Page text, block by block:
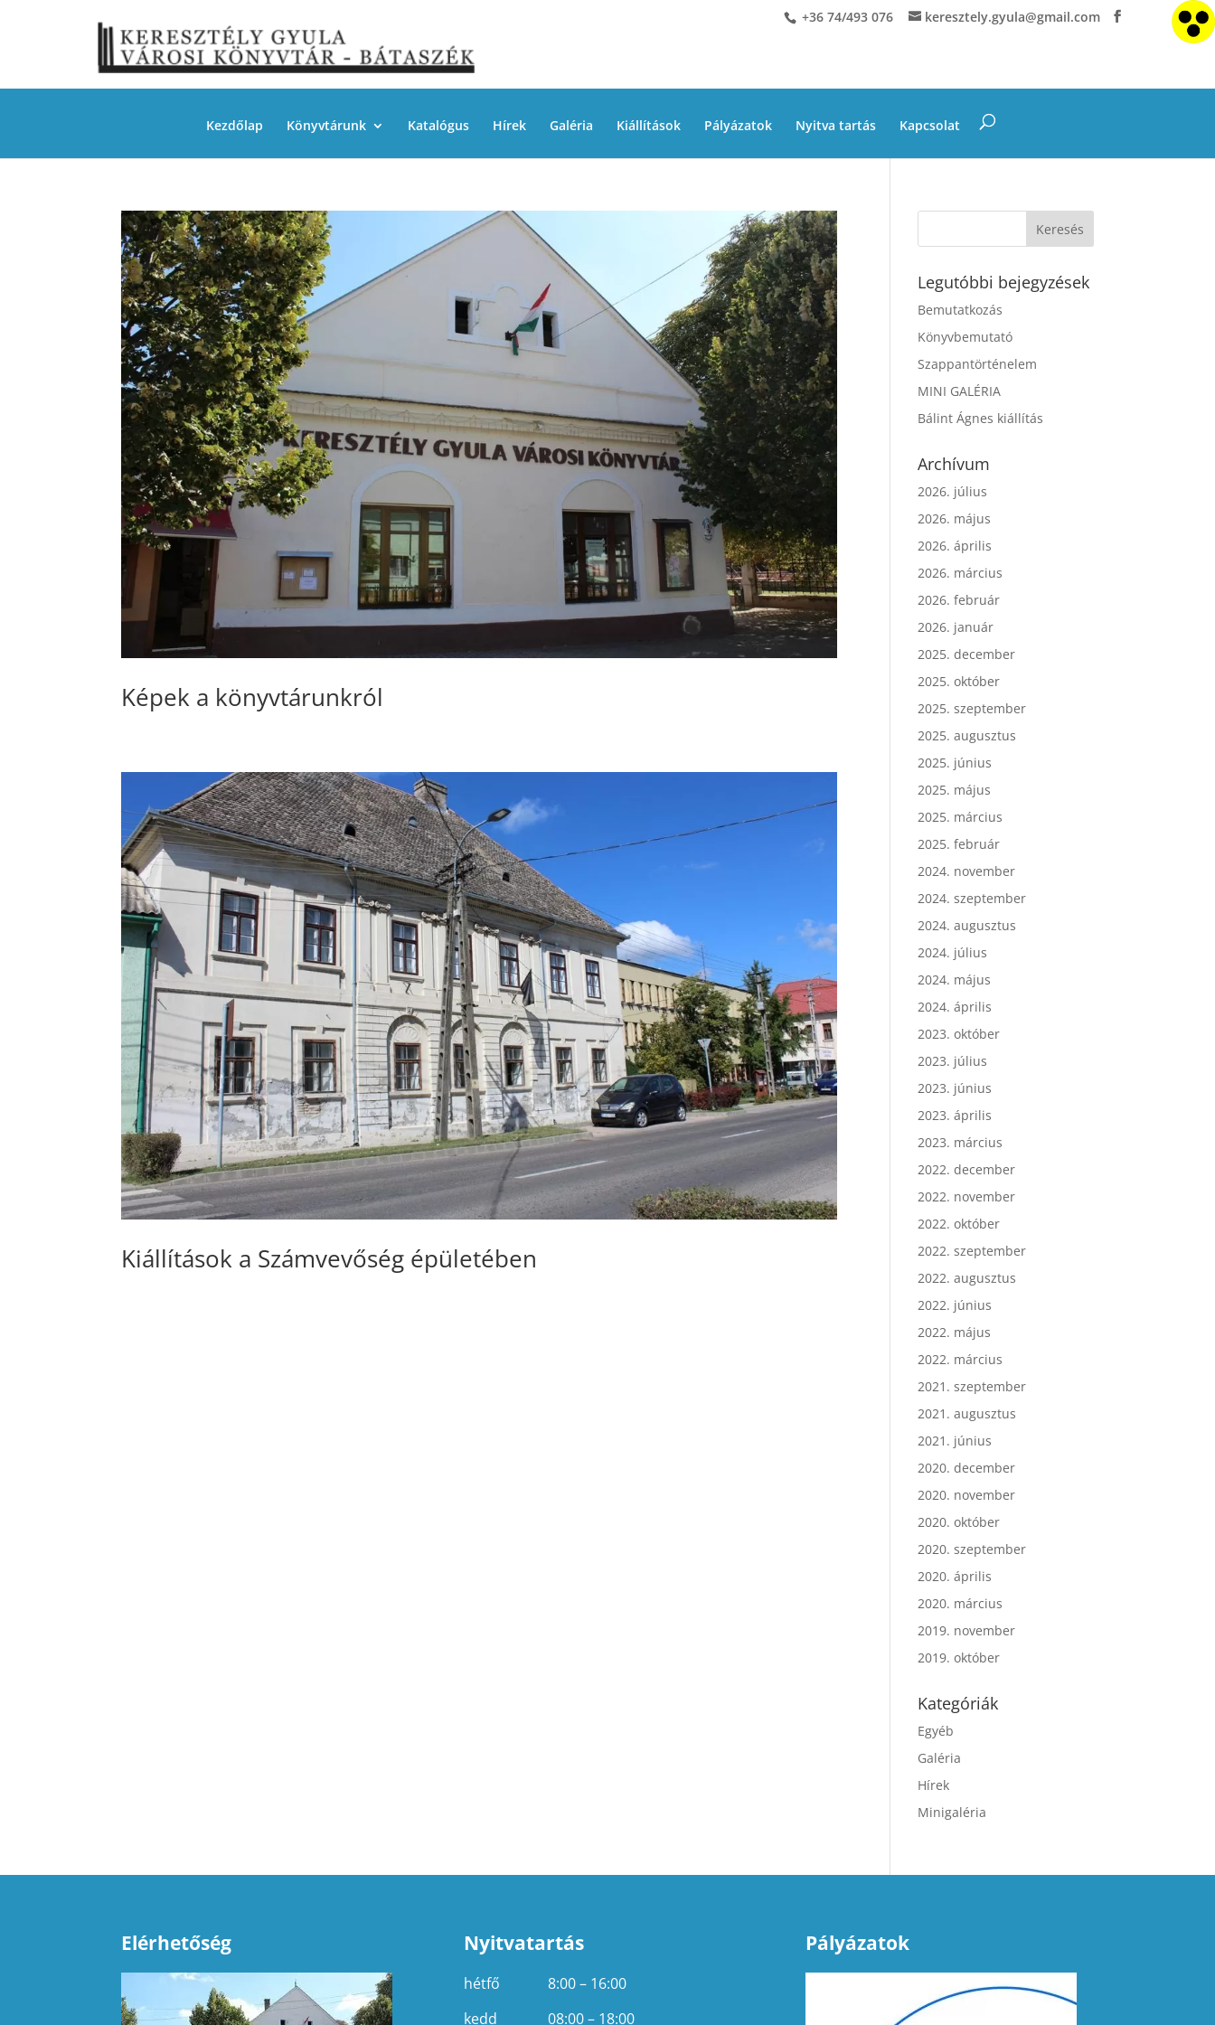
+36 74/493 076 keresztely.gyula@gmail.com
Kezdőlap Könyvtárunk Katalógus Hírek Galéria Kiállítások Pályázatok Nyitva tartás Kapcsolat
Képek a könyvtárunkról
Kiállítások a Számvevőség épületében
Legutóbbi bejegyzések
Bemutatkozás
Könyvbemutató
Szappantörténelem
MINI GALÉRIA
Bálint Ágnes kiállítás
Archívum
2026. július
2026. május
2026. április
2026. március
2026. február
2026. január
2025. december
2025. október
2025. szeptember
2025. augusztus
2025. június
2025. május
2025. március
2025. február
2024. november
2024. szeptember
2024. augusztus
2024. július
2024. május
2024. április
2023. október
2023. július
2023. június
2023. április
2023. március
2022. december
2022. november
2022. október
2022. szeptember
2022. augusztus
2022. június
2022. május
2022. március
2021. szeptember
2021. augusztus
2021. június
2020. december
2020. november
2020. október
2020. szeptember
2020. április
2020. március
2019. november
2019. október
Kategóriák
Egyéb
Galéria
Hírek
Minigaléria
Elérhetőség Nyitvatartás
hétfő
8:00 – 16:00
kedd
08:00 – 18:00
Pályázatok